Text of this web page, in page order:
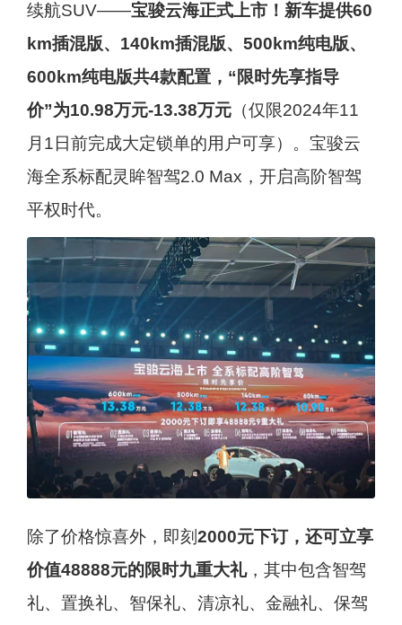
续航SUV——宝骏云海正式上市！新车提供60
km插混版、140km插混版、500km纯电版、
600km纯电版共4款配置，“限时先享指导
价”为10.98万元-13.38万元（仅限2024年11
月1日前完成大定锁单的用户可享）。宝骏云
海全系标配灵眸智驾2.0 Max，开启高阶智驾
平权时代。
除了价格惊喜外，即刻2000元下订，还可立享
价值48888元的限时九重大礼，其中包含智驾
礼、置换礼、智保礼、清凉礼、金融礼、保驾